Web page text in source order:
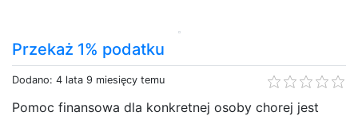
Przekaż 1% podatku
Dodano: 4 lata 9 miesięcy temu
Pomoc finansowa dla konkretnej osoby chorej jest